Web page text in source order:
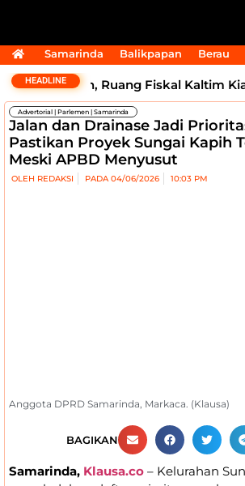
Samarinda Balikpapan Berau
HEADLINE
Tertahan, Ruang Fiskal Kaltim Kian
Advertorial | Parlemen | Samarinda
Jalan dan Drainase Jadi
Pastikan Proyek Sungai Kapih
Meski APBD Menyusut
OLEH REDAKSI PADA04/06/2026 10:03 PM
Anggota DPRD Samarinda, Markaca. (Klausa)
BAGIKAN
Samarinda, Klausa.co – Kelurahan